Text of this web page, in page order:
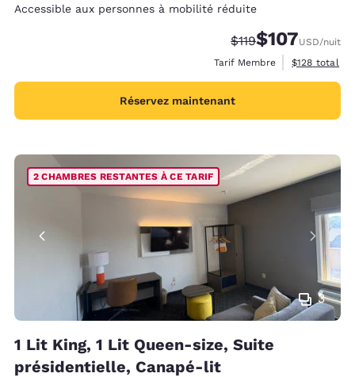
Accessible aux personnes à mobilité réduite
Tarif barré :
$119Tarif réduit :
$107USD/nuit
Tarif Membre
Afficher les
$128 total
Réservez maintenant
3
2 CHAMBRES RESTANTES À CE TARIF
1 Lit King, 1 Lit Queen-size, Suite
présidentielle, Canapé-lit